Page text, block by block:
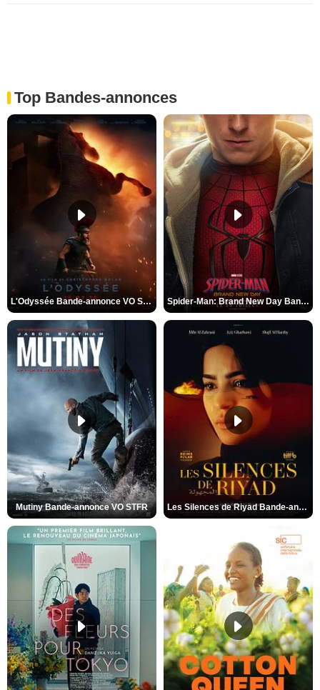
Top Bandes-annonces
L'Odyssée Bande-annonce VO STFR Spider-Man: Brand New Day Bande-annonce VO STFR
Mutiny Bande-annonce VO STFR Les Silences de Riyad Bande-annonce VO STFR